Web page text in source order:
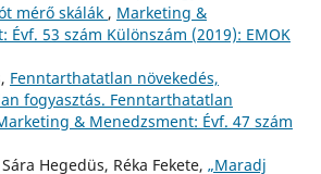
mérő skálák , Marketing &
Évf. 53 szám Különszám (2019): EMOK
Fenntarthatatlan növekedés,
fogyasztás. Fenntarthatatlan
& Menedzsment: Évf. 47 szám
Hegedüs, Réka Fekete, „Maradj